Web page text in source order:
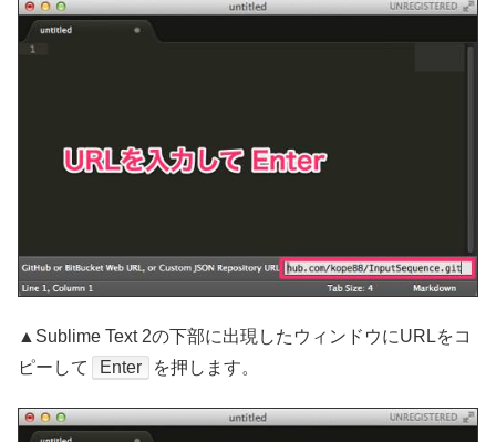
▲Sublime Text 2の下部に出現したウィンドウにURLをコ
ピーして
Enter を押します。